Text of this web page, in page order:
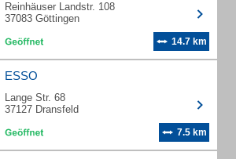
Reinhäuser Landstr. 108
37083 Göttingen
14.7 km
ESSO
Lange Str. 68
37127 Dransfeld
7.5 km